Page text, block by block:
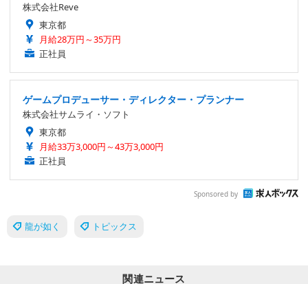
株式会社Reve
東京都
月給28万円～35万円
正社員
ゲームプロデューサー・ディレクター・プランナー
株式会社サムライ・ソフト
東京都
月給33万3,000円～43万3,000円
正社員
Sponsored by
龍が如く トピックス
関連ニュース